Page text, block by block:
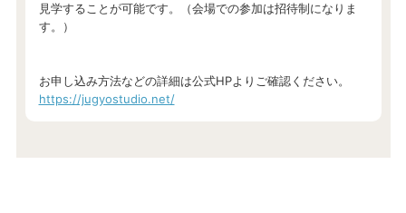
見学することが可能です。（会場での参加は招待制になりま
す。）
お申し込み方法などの詳細は公式HPよりご確認ください。
https://jugyostudio.net/